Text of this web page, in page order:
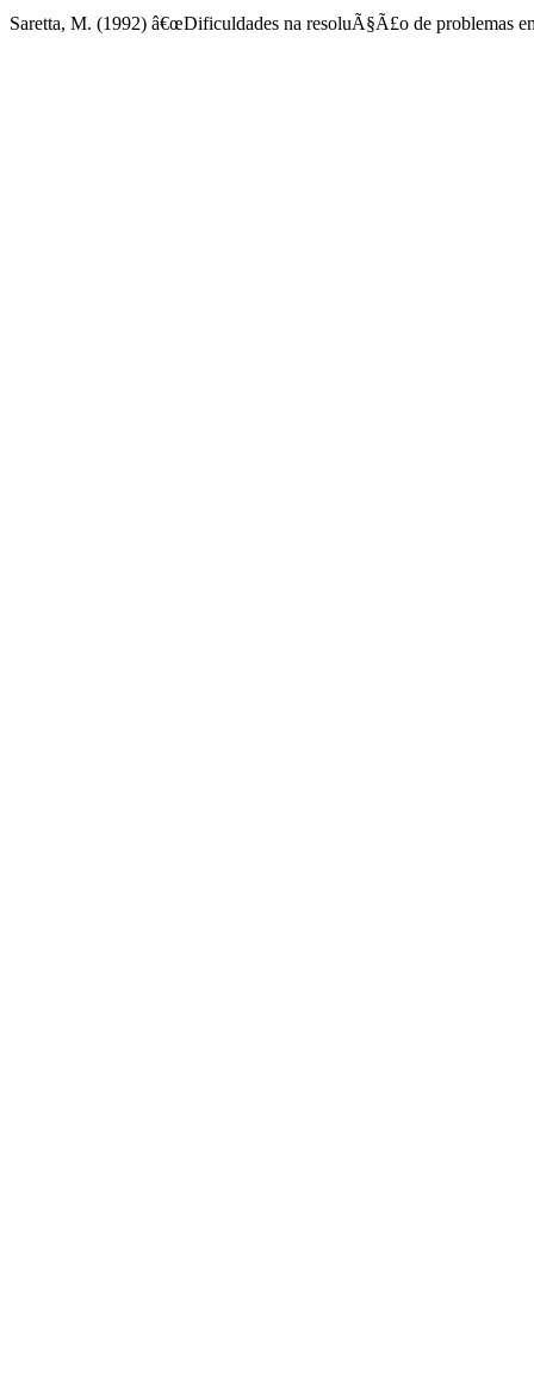
Saretta, M. (1992) â€œDificuldades na resoluÃ§Ã£o de problemas